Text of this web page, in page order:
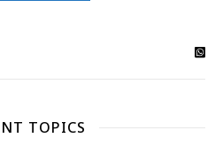
TOPICS